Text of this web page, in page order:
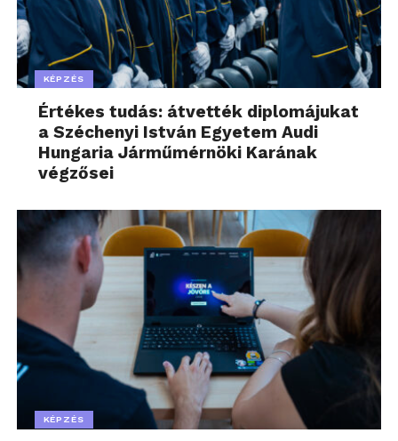
KÉPZÉS
Értékes tudás: átvették diplomájukat
a Széchenyi István Egyetem Audi
Hungaria Járműmérnöki Karának
végzősei
KÉPZÉS